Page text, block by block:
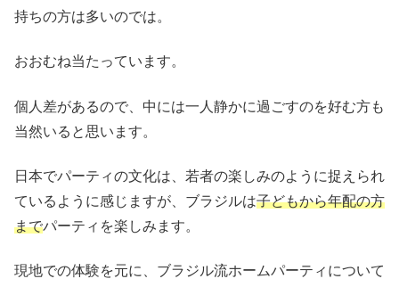
持ちの方は多いのでは。
おおむね当たっています。
個人差があるので、中には一人静かに過ごすのを好む方も
当然いると思います。
日本でパーティの文化は、若者の楽しみのように捉えられ
ているように感じますが、ブラジルは子どもから年配の方
までパーティを楽しみます。
現地での体験を元に、ブラジル流ホームパーティについて